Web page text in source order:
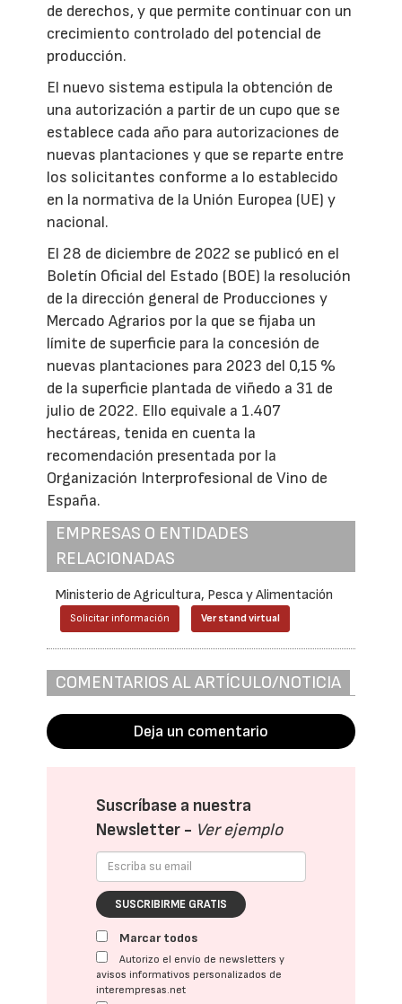
de derechos, y que permite continuar con un
crecimiento controlado del potencial de
producción.
El nuevo sistema estipula la obtención de
una autorización a partir de un cupo que se
establece cada año para autorizaciones de
nuevas plantaciones y que se reparte entre
los solicitantes conforme a lo establecido
en la normativa de la Unión Europea (UE) y
nacional.
El 28 de diciembre de 2022 se publicó en el
Boletín Oficial del Estado (BOE) la resolución
de la dirección general de Producciones y
Mercado Agrarios por la que se fijaba un
límite de superficie para la concesión de
nuevas plantaciones para 2023 del 0,15 %
de la superficie plantada de viñedo a 31 de
julio de 2022. Ello equivale a 1.407
hectáreas, tenida en cuenta la
recomendación presentada por la
Organización Interprofesional de Vino de
España.
EMPRESAS O ENTIDADES
RELACIONADAS
Ministerio de Agricultura, Pesca y Alimentación
Solicitar información Ver stand virtual
COMENTARIOS AL ARTÍCULO/NOTICIA
Deja un comentario
Suscríbase a nuestra
Newsletter - Ver ejemplo
SUSCRIBIRME GRATIS
Marcar todos
Autorizo el envío de newsletters y
avisos informativos personalizados de
interempresas.net